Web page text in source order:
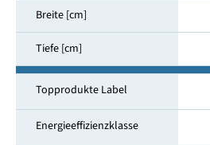
Breite [cm]
Tiefe [cm]
Topprodukte Label
Energieeffizienzklasse